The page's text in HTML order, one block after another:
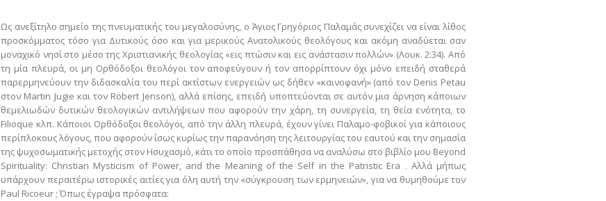
Ως ανεξίτηλο σημείο της πνευματικής του μεγαλοσύνης, ο Άγιος Γρηγόριος Παλαμάς συνεχίζει να είναι λίθος
προσκόμματος τόσο για Δυτικούς όσο και για μερικούς Ανατολικούς θεολόγους και ακόμη αναδύεται σαν
μοναχικό νησί στο μέσο της Χριστιανικής θεολογίας «εις πτώσιν και εις ανάστασιν πολλών» (Λουκ. 2:34). Από
τη μία πλευρά, οι μη Ορθόδοξοι θεολόγοι τον αποφεύγουν ή τον απορρίπτουν όχι μόνο επειδή σταθερά
παρερμηνεύουν την διδασκαλία του περί ακτίστων ενεργειών ως δήθεν «καινοφανή» (από τον Denis Petau
στον Martin Jugie και τον Robert Jenson), αλλά επίσης, επειδή υποπτεύονται σε αυτόν μια άρνηση κάποιων
θεμελιωδών δυτικών θεολογικών αντιλήψεων που αφορούν την χάρη, τη συνεργεία, τη θεία ενότητα, το
Filioque κλπ. Κάποιοι Oρθόδοξοι θεολόγοι, από την άλλη πλευρά, έχουν γίνει Παλαμο-φοβικοί για κάποιους
περίπλοκους λόγους, που αφορούν ίσως κυρίως την παρανόηση της λειτουργίας του εαυτού και την σημασία
της ψυχοσωματικής μετοχής στον Ησυχασμό, κάτι το οποίο προσπάθησα να αναλύσω στο βιβλίο μου Beyond
Spirituality: Christian Mysticism of Power, and the Meaning of the Self in the Patristic Era . Αλλά μήπως
υπάρχουν περαιτέρω ιστορικές αιτίες για όλη αυτή την «σύγκρουση των ερμηνειών», για να θυμηθούμε τον
Paul Ricoeur ; Όπως έγραψα πρόσφατα: